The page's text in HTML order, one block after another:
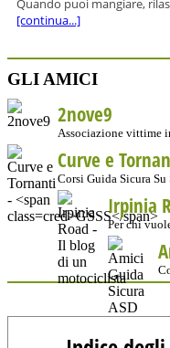
Quando puoi mangiare,
[continua...]
GLI AMICI
2nove9
Associazione vittime
Curve e
Corsi Guida Sicura Su
Irpinia
Per chi